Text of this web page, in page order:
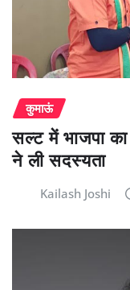
कुमाऊं
सल्ट में भाजपा
ने ली सदस्यता
Kailash Joshi